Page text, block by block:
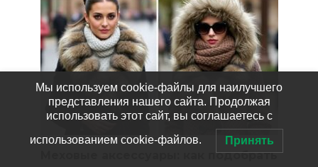
Меховые аксессуары: как подобрать
Мы используем cookie-файлы для наилучшего
представления нашего сайта. Продолжая
использовать этот сайт, вы соглашаетесь с
использованием cookie-файлов. Принять